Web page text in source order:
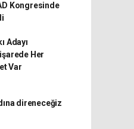
Kongresinde
Adayı
Her
Var
direneceğiz